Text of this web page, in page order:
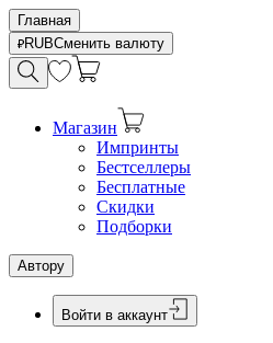
Главная
RUBСменить валюту
Магазин
Импринты
Бестселлеры
Бесплатные
Скидки
Подборки
Автору
Войти в аккаунт